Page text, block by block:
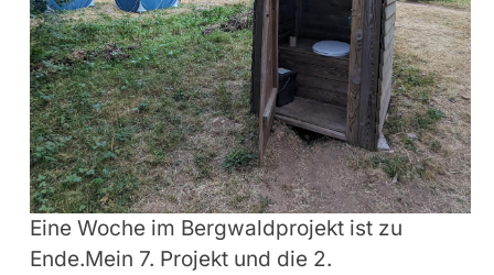
Eine Woche im Bergwaldprojekt ist zu
Ende.Mein 7. Projekt und die 2.